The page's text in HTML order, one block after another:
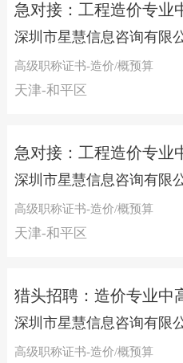
急对接：工程造价专业
深圳市星慧信息咨询有限
高级职称证书-造价/概预算
天津-和平区
急对接：工程造价专业
深圳市星慧信息咨询有限
高级职称证书-造价/概预算
天津-和平区
猎头招聘：造价专业中
深圳市星慧信息咨询有限
高级职称证书-造价/概预算